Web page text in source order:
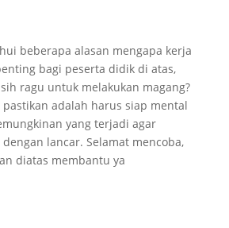
beberapa alasan mengapa kerja
bagi peserta didik di atas,
ragu untuk melakukan magang?
adalah harus siap mental
yang terjadi agar
lancar. Selamat mencoba,
diatas membantu ya